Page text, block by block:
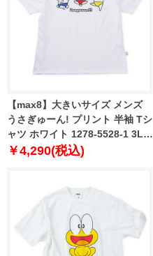
【max8】大きいサイズ メンズ
うさぎゅーん! プリント 半袖 Tシ
ャツ ホワイト 1278-5528-1 3L
4L 5L 6L 8L
￥4,290(税込)